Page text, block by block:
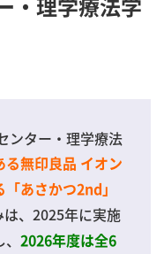
・理学療法学
ンター・理学療法
る無印良品 イオン
あさかつ2nd」
は、2025年に実施
2026年度は全6